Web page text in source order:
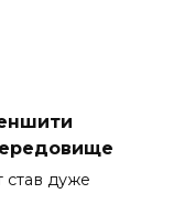
став дуже